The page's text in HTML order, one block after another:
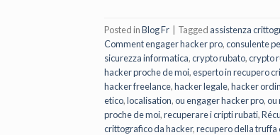
Posted inBlog Fr Tagged assistenza
Comment engager hacker pro,consulente
sicurezza informatica,crypto rubato,crypto
hacker proche de moi,esperto in recupero
hacker freelance,hacker legale,hacker
etico,localisation,ou engager hacker pro,ou
proche de moi,recuperare i cripti rubati,
crittografico da hacker,recupero della truffa